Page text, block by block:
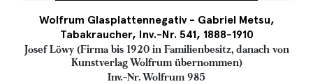
Wolfrum Glasplattennegativ - Gabriel Metsu,
Tabakraucher, Inv.-Nr. 541, 1888-1910
Josef Löwy (Firma bis 1920 in Familienbesitz, danach von
Kunstverlag Wolfrum übernommen)
Inv.-Nr. Wolfrum 985